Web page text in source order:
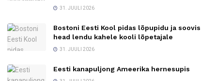
31. JUULI 2026
Bostoni Eesti Kool pidas lõpupidu ja soovis
head lendu kahele kooli lõpetajale
31. JUULI 2026
Eesti kanapuljong Ameerika hernesupis